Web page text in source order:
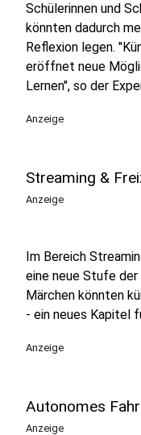
Schülerinnen und
könnten dadurch
Reflexion legen.
eröffnet neue
Lernen", so der
Anzeige
Streaming &
Anzeige
Im Bereich
eine neue Stufe der
Märchen könnten
- ein neues Kapitel
Anzeige
Autonomes
Anzeige